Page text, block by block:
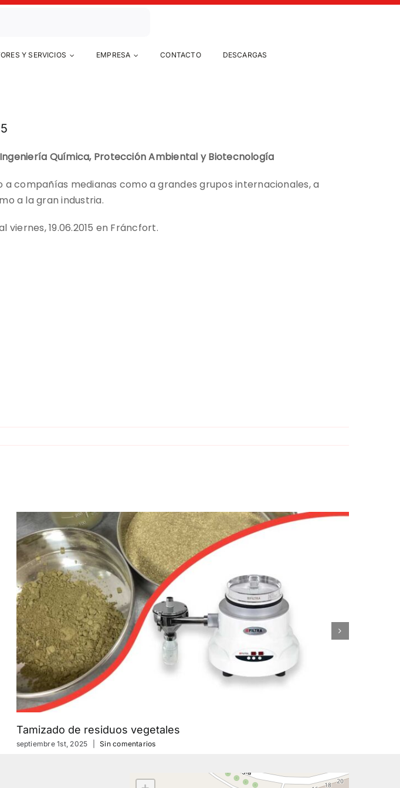
Y SERVICIOS EMPRESA CONTACTO DESCARGAS
Química, Protección Ambiental y Biotecnología
compañías medianas como a grandes grupos internacionales, a
a la gran industria.
viernes, 19.06.2015 en Fráncfort.
Tamizado de residuos vegetales
septiembre 1st, 2025 Sin comentarios